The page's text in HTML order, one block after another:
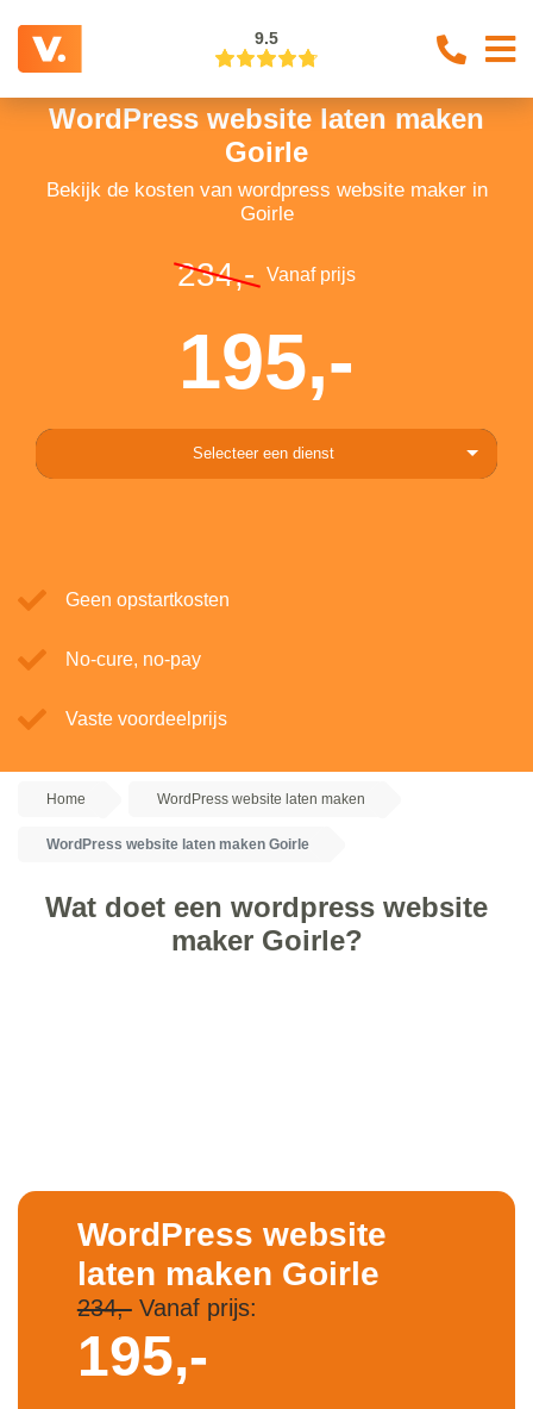
9.5
WordPress website laten maken
Goirle
Bekijk de kosten van wordpress website maker in
Goirle
234,- Vanaf prijs
195,-
Selecteer een dienst
Geen opstartkosten
No-cure, no-pay
Vaste voordeelprijs
Home WordPress website laten maken
WordPress website laten maken Goirle
Wat doet een wordpress website
maker Goirle?
WordPress website
laten maken Goirle
234,-Vanaf prijs:
195,-